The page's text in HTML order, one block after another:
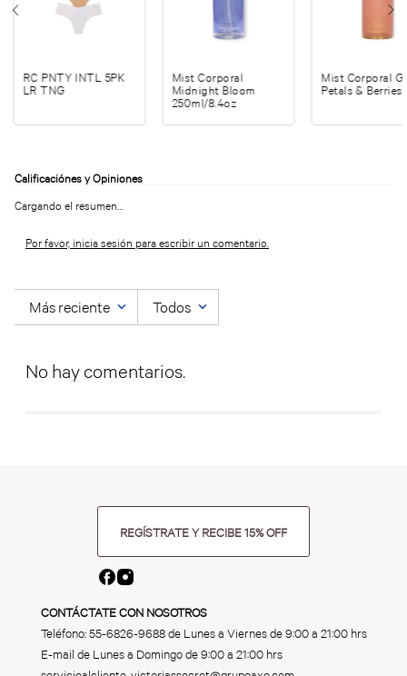
RC PNTY INTL 5PK
LR TNG
Mist Corporal
Midnight Bloom
250ml/8.4oz
Mist Corporal
Petals & Berries
Cargando el resumen…
Por favor, inicia sesión para escribir un comentario.
Más reciente Todos
No hay comentarios.
REGÍSTRATE Y RECIBE 15% OFF
CONTÁCTATE CON NOSOTROS
Teléfono:55-6826-9688de Lunes a Viernes de 9:00 a 21:00 hrs
E-mail de Lunes a Domingo de 9:00 a 21:00 hrs